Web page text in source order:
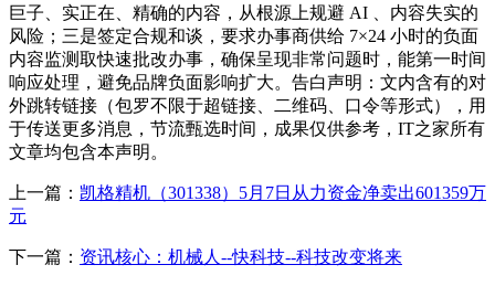
巨子、实正在、精确的内容，从根源上规避 AI 、内容失实的
风险；三是签定合规和谈，要求办事商供给 7×24 小时的负面
内容监测取快速批改办事，确保呈现非常问题时，能第一时间
响应处理，避免品牌负面影响扩大。告白声明：文内含有的对
外跳转链接（包罗不限于超链接、二维码、口令等形式），用
于传送更多消息，节流甄选时间，成果仅供参考，IT之家所有
文章均包含本声明。
上一篇： 凯格精机（301338）5月7日从力资金净卖出601359万
元
下一篇： 资讯核心：机械人--快科技--科技改变将来